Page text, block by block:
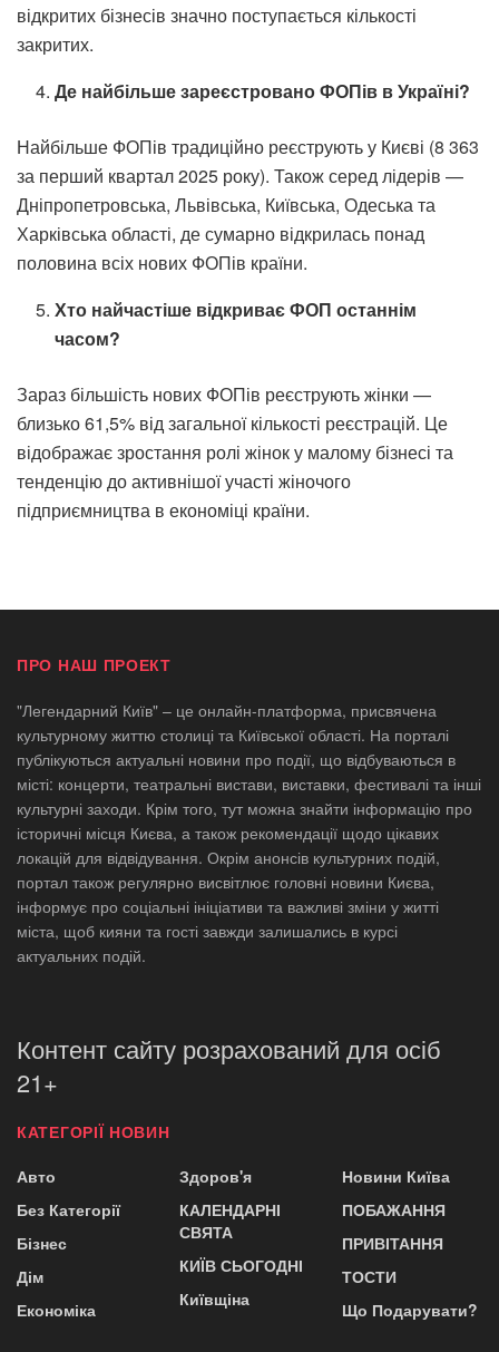
відкритих бізнесів значно поступається кількості
закритих.
Де найбільше зареєстровано ФОПів в Україні?
Найбільше ФОПів традиційно реєструють у Києві (8 363
за перший квартал 2025 року). Також серед лідерів —
Дніпропетровська, Львівська, Київська, Одеська та
Харківська області, де сумарно відкрилась понад
половина всіх нових ФОПів країни.
Хто найчастіше відкриває ФОП останнім
часом?
Зараз більшість нових ФОПів реєструють жінки —
близько 61,5% від загальної кількості реєстрацій. Це
відображає зростання ролі жінок у малому бізнесі та
тенденцію до активнішої участі жіночого
підприємництва в економіці країни.
ПРО НАШ ПРОЕКТ
"Легендарний Київ" – це онлайн-платформа, присвячена
культурному життю столиці та Київської області. На порталі
публікуються актуальні новини про події, що відбуваються в
місті: концерти, театральні вистави, виставки, фестивалі та інші
культурні заходи. Крім того, тут можна знайти інформацію про
історичні місця Києва, а також рекомендації щодо цікавих
локацій для відвідування. Окрім анонсів культурних подій,
портал також регулярно висвітлює головні новини Києва,
інформує про соціальні ініціативи та важливі зміни у житті
міста, щоб кияни та гості завжди залишались в курсі
актуальних подій.
Контент сайту розрахований для осіб
21+
КАТЕГОРІЇ НОВИН
Авто
Без Категорії
Бізнес
Дім
Економіка
Здоров'я
КАЛЕНДАРНІ
СВЯТА
КИЇВ СЬОГОДНІ
Київщіна
Новини Київа
ПОБАЖАННЯ
ПРИВІТАННЯ
ТОСТИ
Що Подарувати?